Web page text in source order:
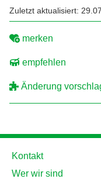
Zuletzt aktualisiert:
merken
empfehlen
Änderung
Kontakt
Wer wir sind